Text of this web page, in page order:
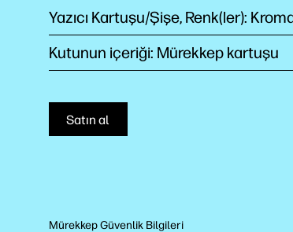
Yazıcı Kartuşu/Şişe, Renk(ler):
Kutunun içeriği: Mürekkep kartuşu
Satın al
Mürekkep Güvenlik Bilgileri